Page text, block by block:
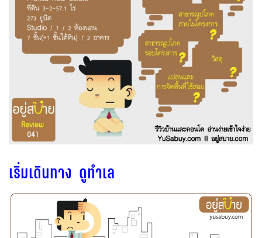
เริ่มเดินทาง ดูทำเล